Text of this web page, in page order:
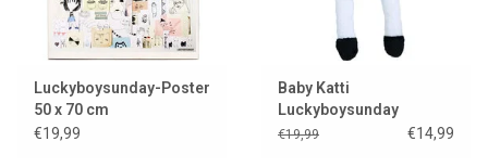
Luckyboysunday-Poster
50 x 70 cm
€19,99
Baby Katti
Luckyboysunday
€19,99 €14,99